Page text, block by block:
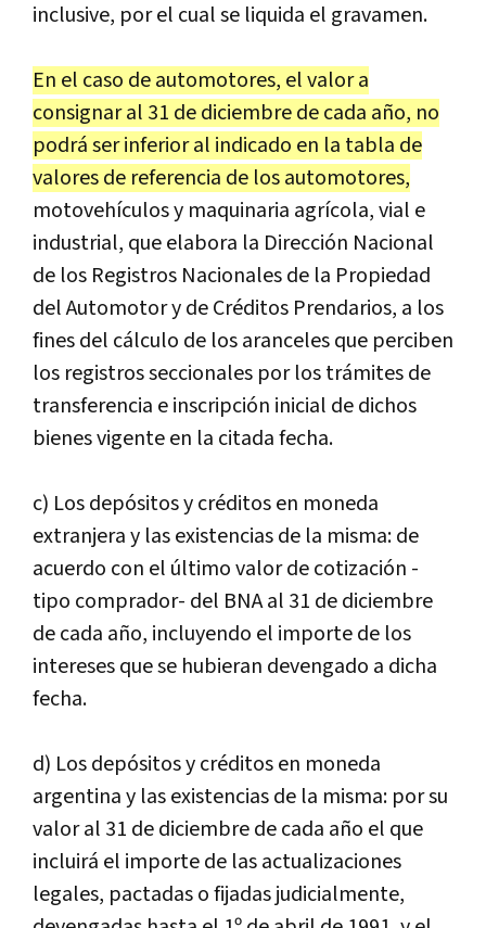
inclusive, por el cual se liquida el gravamen.
En el caso de automotores, el valor a
consignar al 31 de diciembre de cada año, no
podrá ser inferior al indicado en la tabla de
valores de referencia de los automotores,
motovehículos y maquinaria agrícola, vial e
industrial, que elabora la Dirección Nacional
de los Registros Nacionales de la Propiedad
del Automotor y de Créditos Prendarios, a los
fines del cálculo de los aranceles que perciben
los registros seccionales por los trámites de
transferencia e inscripción inicial de dichos
bienes vigente en la citada fecha.
c) Los depósitos y créditos en moneda
extranjera y las existencias de la misma: de
acuerdo con el último valor de cotización -
tipo comprador- del BNA al 31 de diciembre
de cada año, incluyendo el importe de los
intereses que se hubieran devengado a dicha
fecha.
d) Los depósitos y créditos en moneda
argentina y las existencias de la misma: por su
valor al 31 de diciembre de cada año el que
incluirá el importe de las actualizaciones
legales, pactadas o fijadas judicialmente,